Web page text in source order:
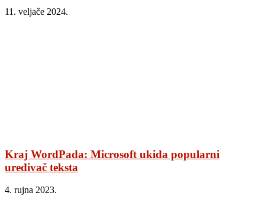
11. veljače 2024.
Kraj WordPada: Microsoft ukida popularni
uređivač teksta
4. rujna 2023.